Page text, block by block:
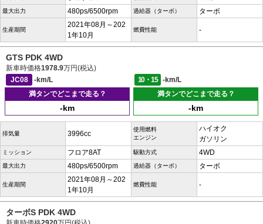
最大出力 480ps/6500rpm 過給器（ターボ） ターボ
生産期間
2021年08月～202
1年10月
燃費性能 -
GTS PDK 4WD
新車時価格1978.9万円(税込)
JC08
-km/L 10・15
-km/L
満タンでどこまで走る？
-km
満タンでどこまで走る？
-km
排気量 3996cc
使用燃料
エンジン
ハイオク
ガソリン
ミッション フロア8AT 駆動方式 4WD
最大出力 480ps/6500rpm 過給器（ターボ） ターボ
生産期間
2021年08月～202
1年10月
燃費性能 -
ターボS PDK 4WD